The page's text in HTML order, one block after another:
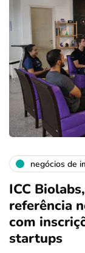
negócios de
ICC
referência
com
startups